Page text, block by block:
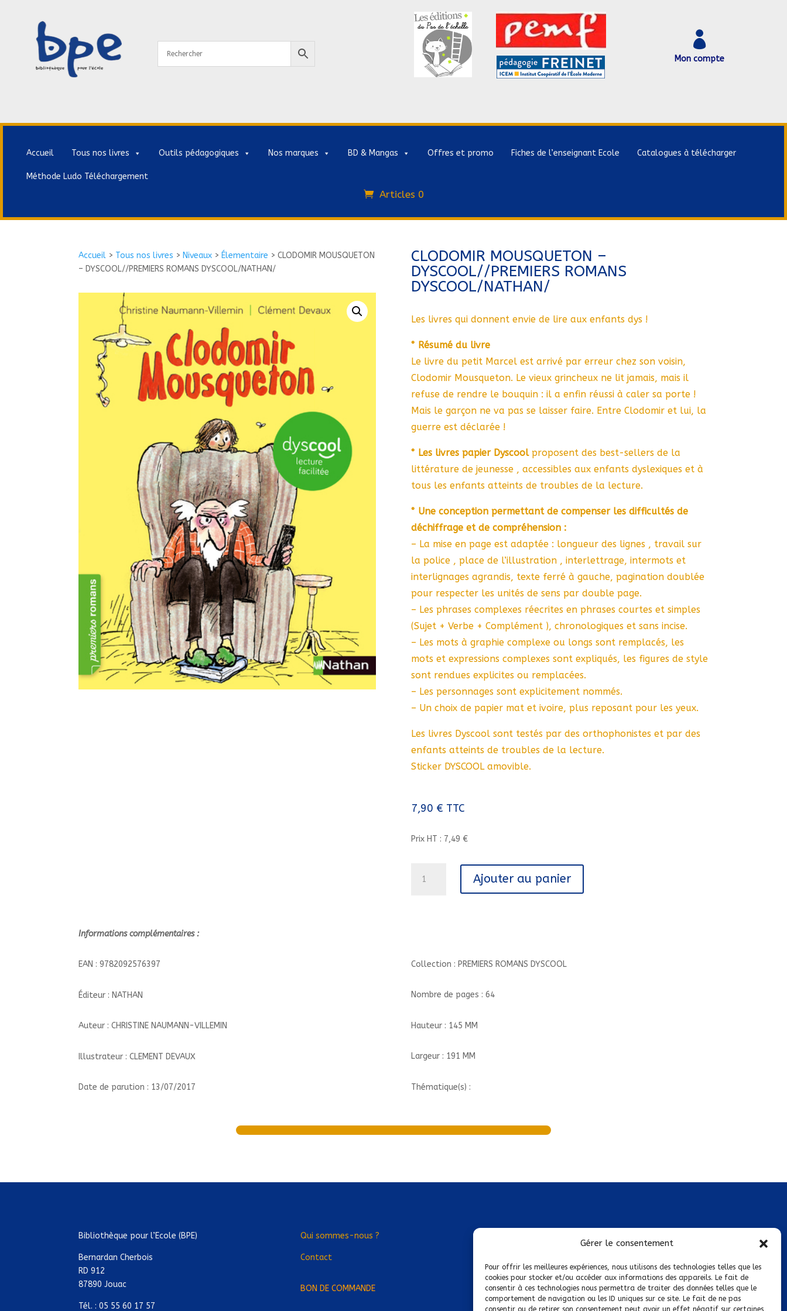
Gérer le consentement
Pour offrir les meilleures expériences, nous utilisons des technologies telles que les
cookies pour stocker et/ou accéder aux informations des appareils. Le fait de
consentir à ces technologies nous permettra de traiter des données telles que le
comportement de navigation ou les ID uniques sur ce site. Le fait de ne pas
consentir ou de retirer son consentement peut avoir un effet négatif sur certaines

Mon compte
Accueil Tous nos livres Outils pédagogiques Nos marques BD & Mangas Offres et promo Fiches de l’enseignant Ecole Catalogues à télécharger
Méthode Ludo Téléchargement
Articles 0
Accueil > Tous nos livres > Niveaux > Élementaire >CLODOMIR MOUSQUETON
– DYSCOOL//PREMIERS ROMANS DYSCOOL/NATHAN/
CLODOMIR MOUSQUETON –
DYSCOOL//PREMIERS ROMANS
DYSCOOL/NATHAN/
Les livres qui donnent envie de lire aux enfants dys !
° Résumé du livre
Le livre du petit Marcel est arrivé par erreur chez son voisin,
Clodomir Mousqueton. Le vieux grincheux ne lit jamais, mais il
refuse de rendre le bouquin : il a enfin réussi à caler sa porte !
Mais le garçon ne va pas se laisser faire. Entre Clodomir et lui, la
guerre est déclarée !
° Les livres papier Dyscoolproposent des best-sellers de la
littérature de jeunesse , accessibles aux enfants dyslexiques et à
tous les enfants atteints de troubles de la lecture.
° Une conception permettant de compenser les difficultés de
déchiffrage et de compréhension :
– La mise en page est adaptée : longueur des lignes , travail sur
la police , place de l’illustration , interlettrage, intermots et
interlignages agrandis, texte ferré à gauche, pagination doublée
pour respecter les unités de sens par double page.
– Les phrases complexes réecrites en phrases courtes et simples
(Sujet + Verbe + Complément ), chronologiques et sans incise.
– Les mots à graphie complexe ou longs sont remplacés, les
mots et expressions complexes sont expliqués, les figures de style
sont rendues explicites ou remplacées.
– Les personnages sont explicitement nommés.
– Un choix de papier mat et ivoire, plus reposant pour les yeux.
Les livres Dyscool sont testés par des orthophonistes et par des
enfants atteints de troubles de la lecture.
Sticker DYSCOOL amovible.
7,90 € TTC
Prix HT : 7,49 €
DYSCOOL/NATHAN/
Ajouter au panier
Informations complémentaires :
EAN : 9782092576397
Éditeur : NATHAN
Auteur : CHRISTINE NAUMANN-VILLEMIN
Illustrateur : CLEMENT DEVAUX
Date de parution : 13/07/2017
Collection : PREMIERS ROMANS DYSCOOL
Nombre de pages : 64
Hauteur : 145 MM
Largeur : 191 MM
Thématique(s) :
Bibliothèque pour l’Ecole (BPE)
Bernardan Cherbois
RD 912
87890 Jouac
Tél. : 05 55 60 17 57
Qui sommes-nous ?
Contact
BON DE COMMANDE
Politique de confidentialité
Politique de cookies